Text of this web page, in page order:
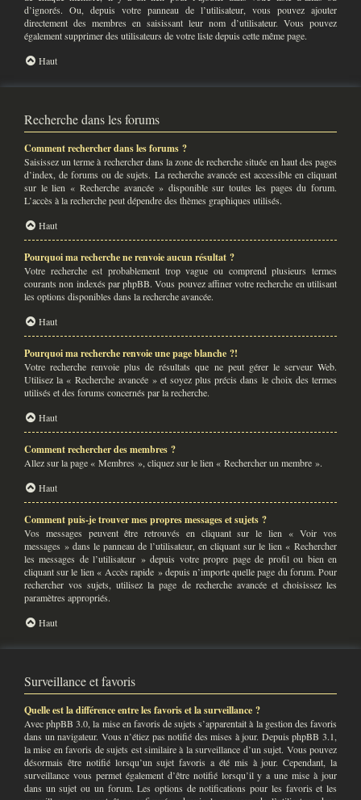
d’ignorés. Ou, depuis votre panneau de l’utilisateur, vous pouvez ajouter
directement des membres en saisissant leur nom d’utilisateur. Vous pouvez
également supprimer des utilisateurs de votre liste depuis cette même page.
Haut
Recherche dans les forums
Comment rechercher dans les forums ?
Saisissez un terme à rechercher dans la zone de recherche située en haut des pages
d’index, de forums ou de sujets. La recherche avancée est accessible en cliquant
sur le lien « Recherche avancée » disponible sur toutes les pages du forum.
L’accès à la recherche peut dépendre des thèmes graphiques utilisés.
Haut
Pourquoi ma recherche ne renvoie aucun résultat ?
Votre recherche est probablement trop vague ou comprend plusieurs termes
courants non indexés par phpBB. Vous pouvez affiner votre recherche en utilisant
les options disponibles dans la recherche avancée.
Haut
Pourquoi ma recherche renvoie une page blanche ?!
Votre recherche renvoie plus de résultats que ne peut gérer le serveur Web.
Utilisez la « Recherche avancée » et soyez plus précis dans le choix des termes
utilisés et des forums concernés par la recherche.
Haut
Comment rechercher des membres ?
Allez sur la page « Membres », cliquez sur le lien « Rechercher un membre ».
Haut
Comment puis-je trouver mes propres messages et sujets ?
Vos messages peuvent être retrouvés en cliquant sur le lien « Voir vos
messages » dans le panneau de l’utilisateur, en cliquant sur le lien « Rechercher
les messages de l’utilisateur » depuis votre propre page de profil ou bien en
cliquant sur le lien « Accès rapide » depuis n’importe quelle page du forum. Pour
rechercher vos sujets, utilisez la page de recherche avancée et choisissez les
paramètres appropriés.
Haut
Surveillance et favoris
Quelle est la différence entre les favoris et la surveillance ?
Avec phpBB 3.0, la mise en favoris de sujets s’apparentait à la gestion des favoris
dans un navigateur. Vous n’étiez pas notifié des mises à jour. Depuis phpBB 3.1,
la mise en favoris de sujets est similaire à la surveillance d’un sujet. Vous pouvez
désormais être notifié lorsqu’un sujet favoris a été mis à jour. Cependant, la
surveillance vous permet également d’être notifié lorsqu’il y a une mise à jour
dans un sujet ou un forum. Les options de notifications pour les favoris et les